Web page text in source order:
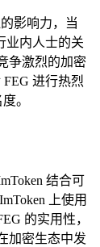
影响力，当
业内人士的关
争激烈的加密
进行热烈
。
结合可
上使用
的实用性，
加密生态中发